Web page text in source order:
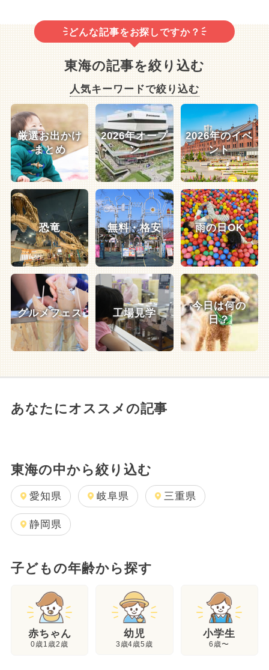
どんな記事をお探しですか？
東海の記事を絞り込む
人気キーワードで絞り込む
厳選お出かけ
まとめ
2026年オープ
ン
2026年のイベ
ント
恐竜 無料・格安 雨の日OK
グルメフェス 工場見学
今日は何の
日？
あなたにオススメの記事
東海の中から絞り込む
愛知県 岐阜県 三重県
静岡県
子どもの年齢から探す
赤ちゃん
0歳1歳2歳
幼児
3歳4歳5歳
小学生
6歳〜